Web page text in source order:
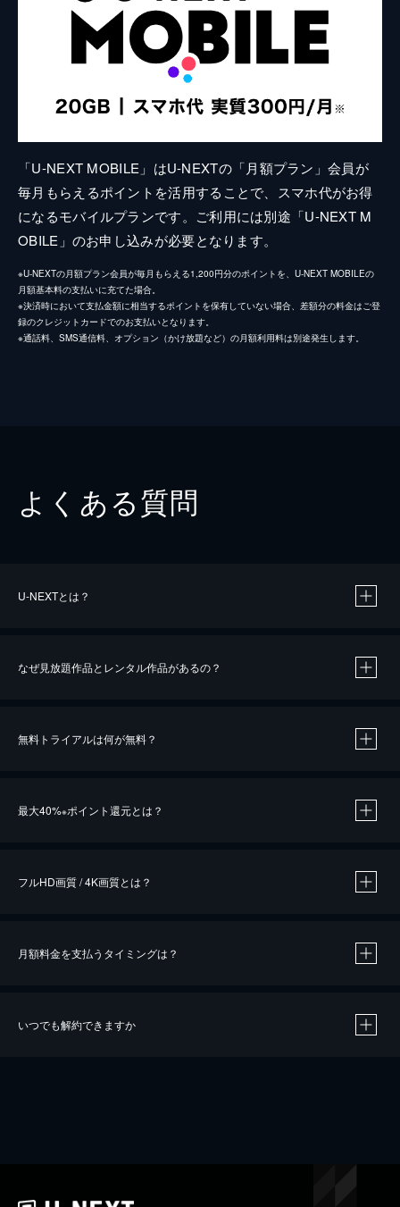
「U-NEXT MOBILE」はU-NEXTの「月額プラン」会員が
毎月もらえるポイントを活用することで、スマホ代がお得
になるモバイルプランです。ご利用には別途「U-NEXT M
OBILE」のお申し込みが必要となります。
※U-NEXTの月額プラン会員が毎月もらえる1,200円分のポイントを、U-NEXT MOBILEの
月額基本料の支払いに充てた場合。
※決済時において支払金額に相当するポイントを保有していない場合、差額分の料金はご登
録のクレジットカードでのお支払いとなります。
※通話料、SMS通信料、オプション（かけ放題など）の月額利用料は別途発生します。
よくある質問
U-NEXTとは？
なぜ見放題作品とレンタル作品があるの？
無料トライアルは何が無料？
最大40%※ポイント還元とは？
※40％ポイント還元の対象は、クレジットカード決済による作品の購入 / レンタルです。
iOSアプリのUコイン決済による作品の購入 / レンタルは、20％のポイント還元です。
フルHD画質 / 4K画質とは？
月額料金を支払うタイミングは？
いつでも解約できますか